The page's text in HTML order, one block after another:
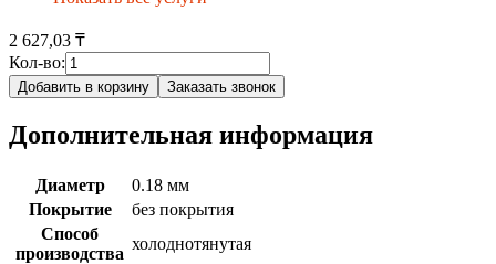
2 627,03 ₸
Кол-во:
Добавить в корзину Заказать звонок
Дополнительная информация
Диаметр
0.18 мм
Покрытие
без покрытия
Способ
производства
холоднотянутая